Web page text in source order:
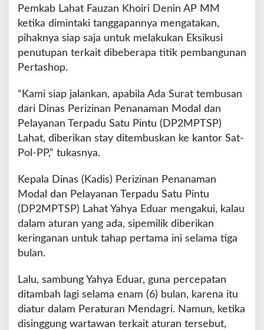
Pemkab Lahat Fauzan Khoiri Denin AP MM
ketika dimintaki tanggapannya mengatakan,
pihaknya siap saja untuk melakukan Eksikusi
penutupan terkait dibeberapa titik pembangunan
Pertashop.
“Kami siap jalankan, apabila Ada Surat tembusan
dari Dinas Perizinan Penanaman Modal dan
Pelayanan Terpadu Satu Pintu (DP2MPTSP)
Lahat, diberikan stay ditembuskan ke kantor Sat-
Pol-PP,” tukasnya.
Kepala Dinas (Kadis) Perizinan Penanaman
Modal dan Pelayanan Terpadu Satu Pintu
(DP2MPTSP) Lahat Yahya Eduar mengakui, kalau
dalam aturan yang ada, sipemilik diberikan
keringanan untuk tahap pertama ini selama tiga
bulan.
Lalu, sambung Yahya Eduar, guna percepatan
ditambah lagi selama enam (6) bulan, karena itu
diatur dalam Peraturan Mendagri. Namun, ketika
disinggung wartawan terkait aturan tersebut,